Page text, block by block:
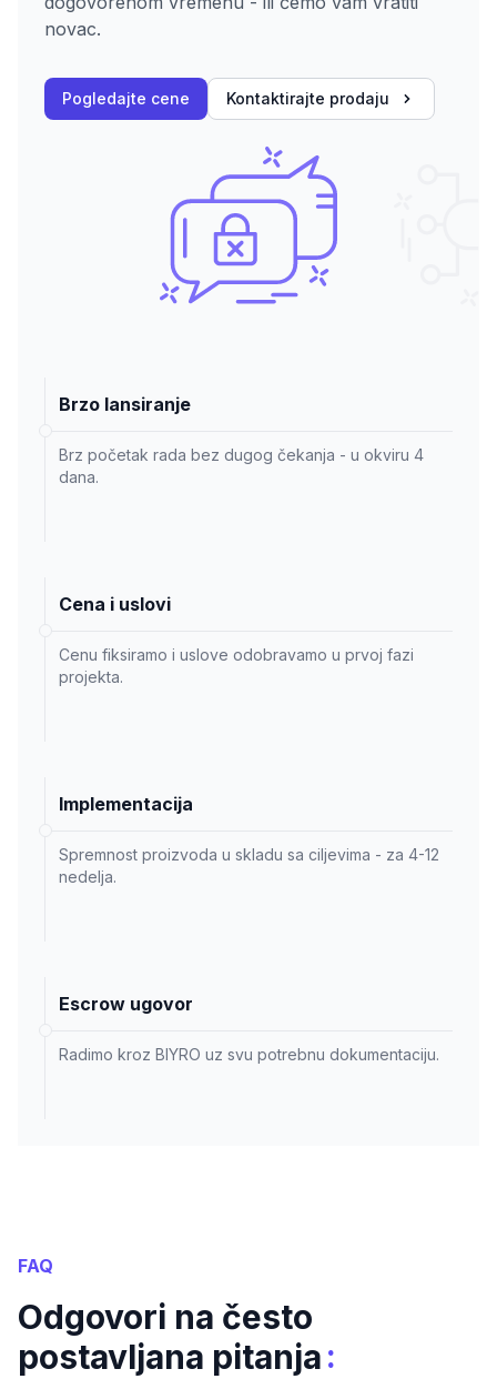
novac.
Pogledajte cene Kontaktirajte prodaju
Brzo lansiranje
Brz početak rada bez dugog čekanja - u okviru 4
dana.
Cena i uslovi
Cenu fiksiramo i uslove odobravamo u prvoj fazi
projekta.
Implementacija
Spremnost proizvoda u skladu sa ciljevima - za 4-12
nedelja.
Escrow ugovor
Radimo kroz BIYRO uz svu potrebnu dokumentaciju.
FAQ
Odgovori na često
postavljana pitanja: